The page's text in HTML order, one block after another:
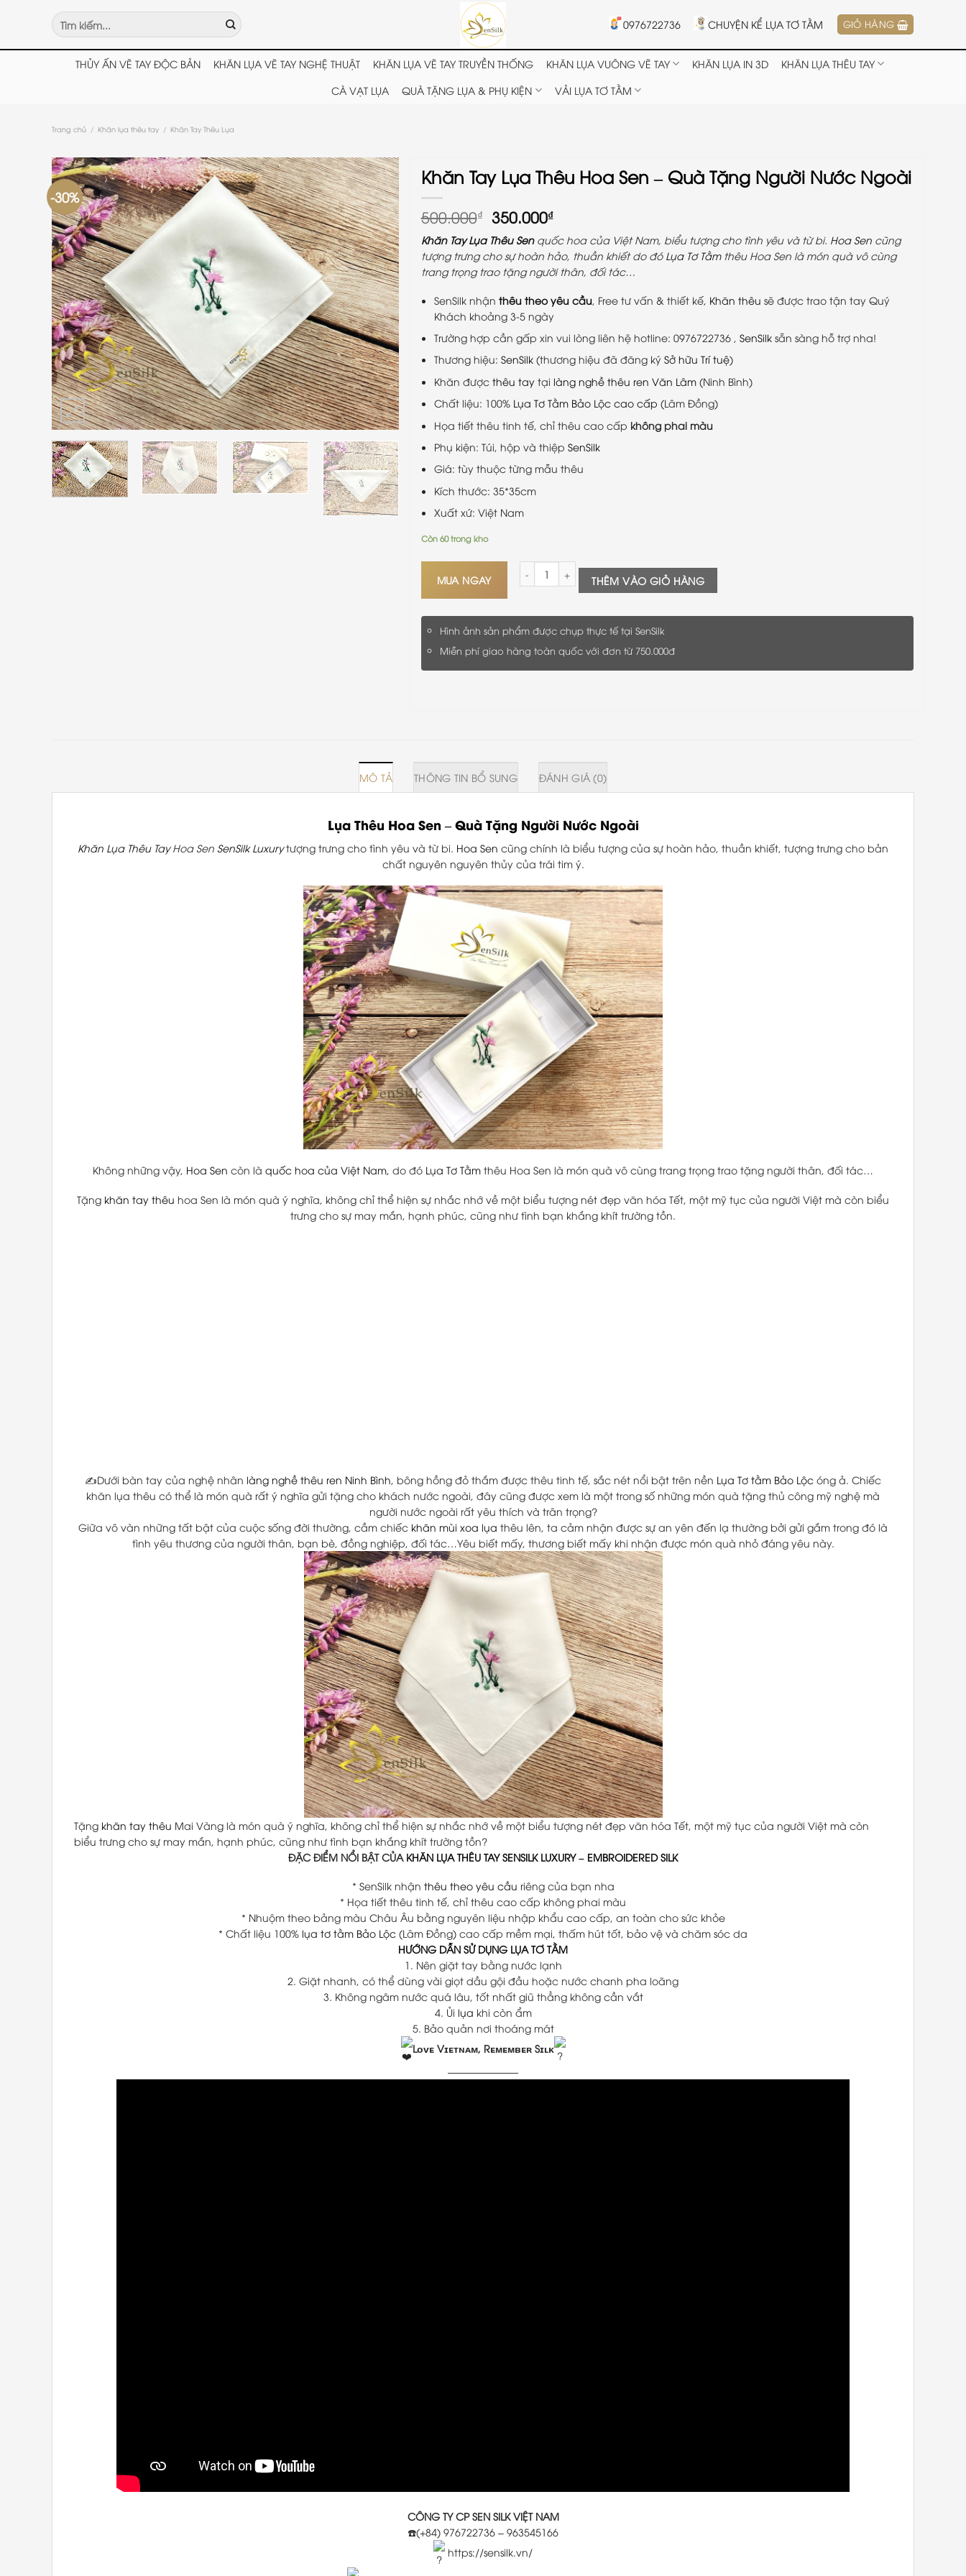
dung
Tìm
kiếm:
0976722736 CHUYỆN KỂ LỤA TƠ TẰM GIỎ HÀNG
THỦY ẤN VẼ TAY ĐỘC BẢN KHĂN LỤA VẼ TAY NGHỆ THUẬT KHĂN LỤA VẼ TAY TRUYỀN THỐNG KHĂN LỤA VUÔNG VẼ TAY KHĂN LỤA IN 3D
KHĂN LỤA THÊU TAY
CÀ VẠT LỤA
QUÀ TẶNG LỤA & PHỤ KIỆN VẢI LỤA TƠ TẰM
Trang chủ / Khăn lụa thêu tay / Khăn Tay Thêu Lụa
-30%
Khăn Tay Lụa Thêu Hoa Sen – Quà Tặng Người Nước Ngoài
500.000₫ Giá
gốc
là:
500.000₫.
350.000₫Giá
hiện
tại
là:
350.000₫.
Khăn Tay Lụa Thêu Senquốc hoa của Việt Nam, biểu tượng cho tình yêu và từ bi. Hoa Sencũng
tượng trưng cho sự hoàn hảo, thuần khiết do đó Lụa Tơ Tằmthêu Hoa Sen là món quà vô cùng
trang trọng trao tặng người thân, đối tác…
SenSilk nhận thêu theo yêu cầu, Free tư vấn & thiết kế, Khăn thêu sẽ được trao tận tay Quý
Khách khoảng 3-5 ngày
Trường hợp cần gấp xin vui lòng liên hệ hotline: 0976722736 , SenSilksẵn sàng hỗ trợ nha!
Thương hiệu: SenSilk(thương hiệu đã đăng ký Sở hữu Trí tuệ)
Khăn được thêu taytại làng nghề thêu ren Văn Lâm(Ninh Bình)
Chất liệu: 100% Lụa Tơ Tằm Bảo Lộc cao cấp (Lâm Đồng)
Họa tiết thêu tinh tế, chỉ thêu cao cấp không phai màu
Phụ kiện: Túi, hộp và thiệp SenSilk
Giá: tùy thuộc từng mẫu thêu
Kích thước: 35*35cm
Xuất xứ: Việt Nam
Còn 60 trong kho
MUA NGAY
Khăn Tay Lụa Thêu Hoa Sen - Quà Tặng Người Nước Ngoài số lượng
THÊM VÀO GIỎ HÀNG
Hình ảnh sản phẩm được chụp thực tế tại SenSilk
Miễn phí giao hàng toàn quốc với đơn từ 750.000đ
MÔ TẢ THÔNG TIN BỔ SUNG ĐÁNH GIÁ (0)
Lụa Thêu Hoa Sen–Quà Tặng Người Nước Ngoài
Khăn Lụa Thêu TayHoa Sen SenSilk Luxurytượng trưng cho tình yêu và từ bi. Hoa Sen cũng chính là biểu tượng của sự hoàn hảo, thuần khiết, tượng trưng cho bản
chất nguyên nguyên thủy của trái tim ý.
Không những vậy, Hoa Sen còn là quốc hoa của Việt Nam, do đó Lụa Tơ Tằm thêu Hoa Sen là món quà vô cùng trang trọng trao tặng người thân, đối tác…
Tặng khăn tay thêu hoa Sen là món quà ý nghĩa, không chỉ thể hiện sự nhắc nhớ về một biểu tượng nét đẹp văn hóa Tết, một mỹ tục của người Việt mà còn biểu
trưng cho sự may mắn, hạnh phúc, cũng như tình bạn khắng khít trường tồn.
✍️Dưới bàn tay của nghệ nhân làng nghề thêu ren Ninh Bình , bông hồng đỏ thắm được thêu tinh tế, sắc nét nổi bật trên nền Lụa Tơ tằm Bảo Lộc óng ả. Chiếc
khăn lụa thêu có thể là món quà rất ý nghĩa gửi tặng cho khách nước ngoài, đây cũng được xem là một trong số những món quà tặng thủ công mỹ nghệ mà
người nước ngoài rất yêu thích và trân trọng?
Giữa vô vàn những tất bật của cuộc sống đời thường, cầm chiếc khăn mùi xoa lụa thêu lên, ta cảm nhận được sự an yên đến lạ thường bởi gửi gắm trong đó là
tình yêu thương của người thân, bạn bè, đồng nghiệp, đối tác…Yêu biết mấy, thương biết mấy khi nhận được món quà nhỏ đáng yêu này.
Tặng khăn tay thêu Mai Vàng là món quà ý nghĩa, không chỉ thể hiện sự nhắc nhớ về một biểu tượng nét đẹp văn hóa Tết, một mỹ tục của người Việt mà còn
biểu trưng cho sự may mắn, hạnh phúc, cũng như tình bạn khắng khít trường tồn?
ĐẶC ĐIỂM NỔI BẬT CỦA KHĂN LỤA THÊU TAY SENSILK LUXURY– EMBROIDERED SILK
* SenSilk nhận thêu theo yêu cầu riêng của bạn nha
* Họa tiết thêu tinh tế, chỉ thêu cao cấp không phai màu
* Nhuộm theo bảng màu Châu Âu bằng nguyên liệu nhập khẩu cao cấp, an toàn cho sức khỏe
* Chất liệu 100% lụa tơ tằm Bảo Lộc (Lâm Đồng) cao cấp mềm mại, thấm hút tốt, bảo vệ và chăm sóc da
HƯỚNG DẪN SỬ DỤNG LỤA TƠ TẰM
1. Nên giặt tay bằng nước lạnh
2. Giặt nhanh, có thể dùng vài giọt dầu gội đầu hoặc nước chanh pha loãng
3. Không ngâm nước quá lâu, tốt nhất giũ thẳng không cần vắt
4. Ủi lụa khi còn ẩm
5. Bảo quản nơi thoáng mát
Lᴏᴠᴇ Vɪᴇᴛɴᴀᴍ, Rᴇᴍᴇᴍʙᴇʀ Sɪʟᴋ
———————
CÔNG TY CP SEN SILK VIỆT NAM
☎️(+84) 976722736 – 963545166
https://sensilk.vn/